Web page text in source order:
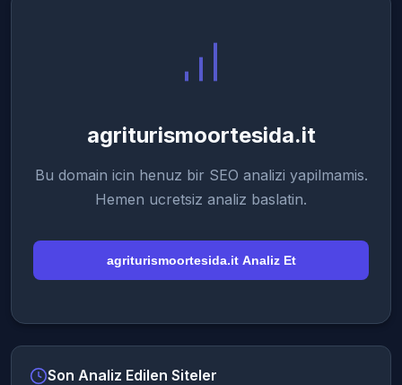
agriturismoortesida.it
Bu domain icin henuz bir SEO analizi yapilmamis.
Hemen ucretsiz analiz baslatin.
agriturismoortesida.it Analiz Et
Son Analiz Edilen Siteler